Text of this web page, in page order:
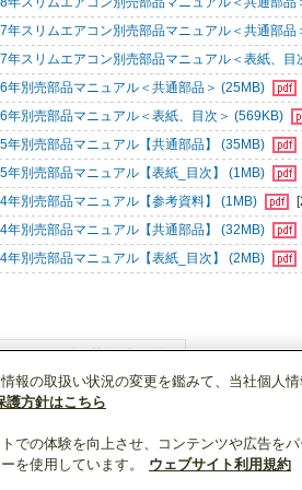
年スリムエアコン別売部品マニュアル＜共通部品
年スリムエアコン別売部品マニュアル＜表紙、目
年別売部品マニュアル＜共通部品＞ (25MB)
年別売部品マニュアル＜表紙、目次＞ (569KB)
年別売部品マニュアル【共通部品】 (35MB)
年別売部品マニュアル【表紙_目次】 (1MB)
年別売部品マニュアル【参考資料】 (1MB)
年別売部品マニュアル【共通部品】 (32MB)
年別売部品マニュアル【表紙_目次】 (2MB)
トップ 製品情報
報の取扱い状況の変更を鑑みて、当社個人
護方針はこちら
での体験を向上させ、コンテンツや広告を
を使用しています。
ウェブサイト利用規約